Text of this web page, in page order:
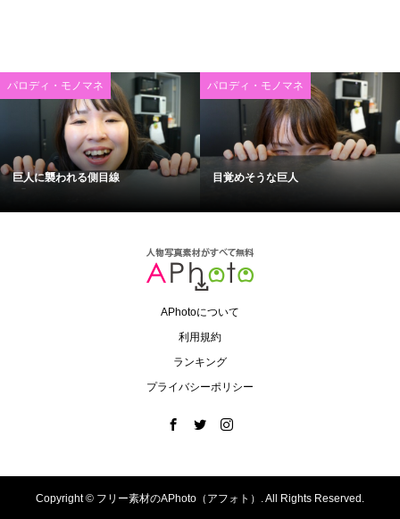
パロディ・モノマネ
巨人に襲われる側目線
パロディ・モノマネ
目覚めそうな巨人
APhotoについて
利用規約
ランキング
プライバシーポリシー
Copyright © フリー素材のAPhoto（アフォト）. All Rights Reserved.